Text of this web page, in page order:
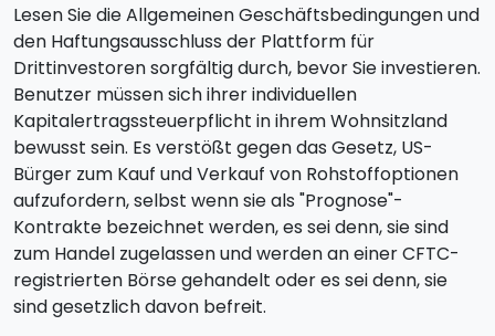
Lesen Sie die Allgemeinen Geschäftsbedingungen und
den Haftungsausschluss der Plattform für
Drittinvestoren sorgfältig durch, bevor Sie investieren.
Benutzer müssen sich ihrer individuellen
Kapitalertragssteuerpflicht in ihrem Wohnsitzland
bewusst sein. Es verstößt gegen das Gesetz, US-
Bürger zum Kauf und Verkauf von Rohstoffoptionen
aufzufordern, selbst wenn sie als "Prognose"-
Kontrakte bezeichnet werden, es sei denn, sie sind
zum Handel zugelassen und werden an einer CFTC-
registrierten Börse gehandelt oder es sei denn, sie
sind gesetzlich davon befreit.